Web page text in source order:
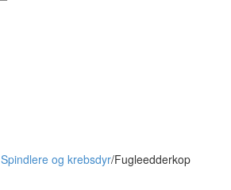
Spindlere og krebsdyr/Fugleedderkop